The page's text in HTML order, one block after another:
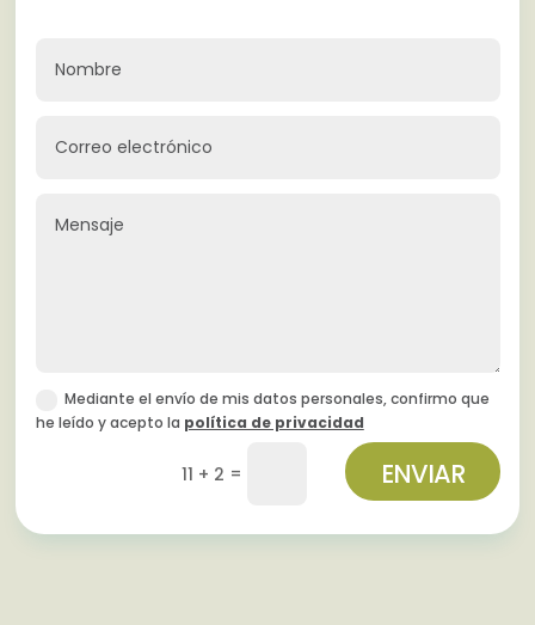
Mediante el envío de mis datos personales, confirmo que
he leído y acepto la política de privacidad
11 + 2 = ENVIAR